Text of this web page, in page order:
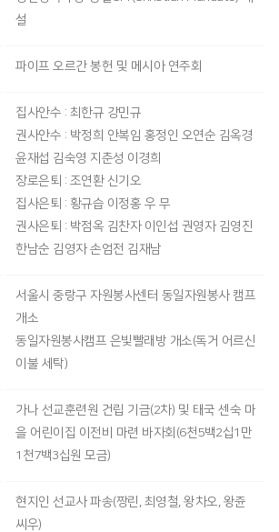
설
파이프 오르간 봉헌 및 메시아 연주회
집사안수 : 최한규 강민규
권사안수 : 박정희 안복임 홍정인 오연순 김옥경
윤재섭 김숙영 지춘성 이경희
장로은퇴 : 조연환 신기오
집사은퇴 : 황규습 이정홍 우 무
권사은퇴 : 박점옥 김찬자 이인섭 권영자 김영진
한남순 김영자 손엄전 김재남
서울시 중랑구 자원봉사센터 동일자원봉사 캠프
개소
동일자원봉사캠프 은빛빨래방 개소(독거 어르신
이불 세탁)
가나 선교훈련원 건립 기금(2차) 및 태국 센숙 마
을 어린이집 이전비 마련 바자회(6천5백2십1만
1천7백3십원 모금)
현지인 선교사 파송(짱린, 최영철, 왕차오, 왕쥰
씨우)